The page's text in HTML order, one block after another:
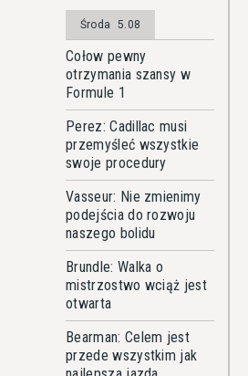
Środa 5.08
Cołow pewny
otrzymania szansy w
Formule 1
Perez: Cadillac musi
przemyśleć wszystkie
swoje procedury
Vasseur: Nie zmienimy
podejścia do rozwoju
naszego bolidu
Brundle: Walka o
mistrzostwo wciąż jest
otwarta
Bearman: Celem jest
przede wszystkim jak